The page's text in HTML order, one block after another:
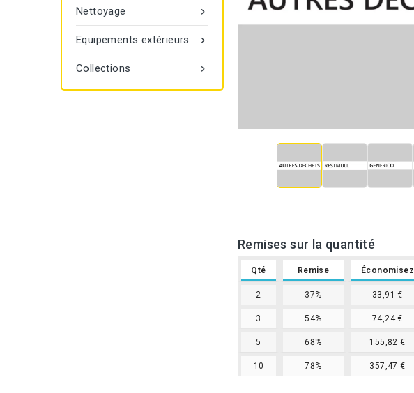

Nettoyage

Equipements extérieurs

Collections
Remises sur la quantité
Qté Remise Économisez
2 37% 33,91 €
3 54% 74,24 €
5 68% 155,82 €
10 78% 357,47 €